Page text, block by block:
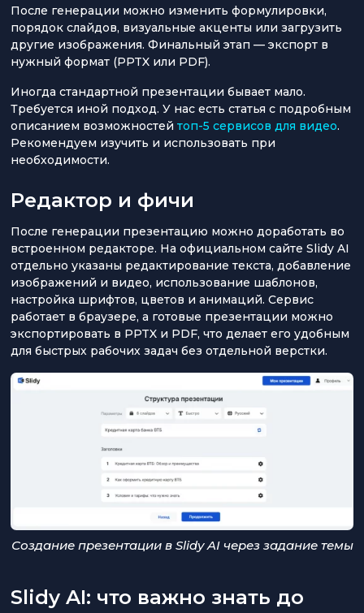
После генерации можно изменить формулировки,
порядок слайдов, визуальные акценты или загрузить
другие изображения. Финальный этап — экспорт в
нужный формат (PPTX или PDF).
Иногда стандартной презентации бывает мало.
Требуется иной подход. У нас есть статья с подробным
описанием возможностей топ-5 сервисов для видео.
Рекомендуем изучить и использовать при
необходимости.
Редактор и фичи
После генерации презентацию можно доработать во
встроенном редакторе. На официальном сайте Slidy AI
отдельно указаны редактирование текста, добавление
изображений и видео, использование шаблонов,
настройка шрифтов, цветов и анимаций. Сервис
работает в браузере, а готовые презентации можно
экспортировать в PPTX и PDF, что делает его удобным
для быстрых рабочих задач без отдельной верстки.
Создание презентации в Slidy AI через задание темы
Slidy AI: что важно знать до